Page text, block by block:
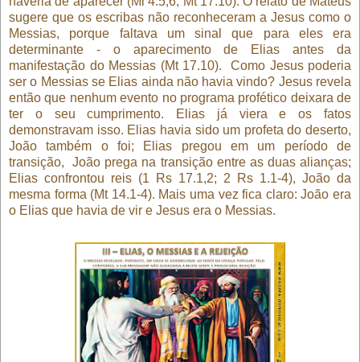
sugere que os escribas não reconheceram a Jesus como o
Messias, porque faltava um sinal que para eles era
determinante - o aparecimento de Elias antes da
manifestação do Messias (Mt 17.10).
Como Jesus poderia
ser o Messias se Elias ainda não havia vindo? Jesus revela
então que nenhum evento no programa profético deixara de
ter o seu cumprimento. Elias já viera e os fatos
demonstravam isso. Elias havia sido um profeta do deserto,
João também o foi; Elias pregou em um período de
transição,
João prega na transição entre as duas alianças;
Elias confrontou reis (1 Rs 17.1,2; 2 Rs 1.1-4), João da
mesma forma (Mt 14.1-4). Mais uma vez fica claro: João era
o Elias que havia de vir e Jesus era o Messias.